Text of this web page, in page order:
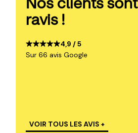
ravis !
4,9 / 5
Sur 66 avis Google
VOIR TOUS LES AVIS +